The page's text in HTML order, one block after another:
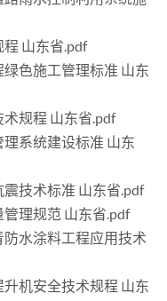
山东省.pdf
色施工管理标准 山东
规程 山东省.pdf
系统建设标准 山东
技术标准 山东省.pdf
理规范 山东省.pdf
水涂料工程应用技术
机安全技术规程 山东